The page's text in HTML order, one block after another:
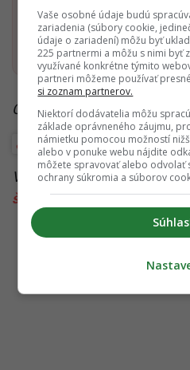
Pridať ako
Čítaj viac z kategórie:
Food biznis Podnikateľské
Viac k téme:Bratislava,
škola
,slovensko
Vaše osobné údaje budú
zariadenia (súbory cookie,
údaje o zariadení) môžu byť
225 partnermi a môžu s nimi byť
využívané konkrétne týmito
partneri môžeme používať
si zoznam partnerov.
Niektorí dodávatelia môžu
základe oprávneného záujmu,
námietku pomocou možností
alebo v ponuke webu nájdite
môžete spravovať alebo odvolať
ochrany súkromia a súborov